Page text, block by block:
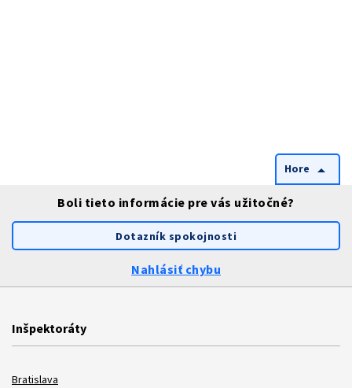
Hore arrow_drop_up
Boli tieto informácie pre vás užitočné?
Dotazník spokojnosti
Nahlásiť chybu
Inšpektoráty
Bratislava